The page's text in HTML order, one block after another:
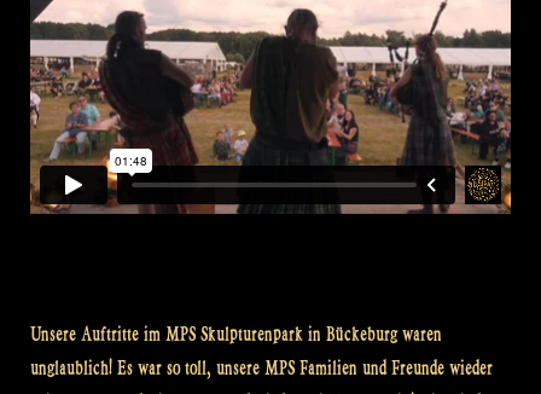
Unsere Auftritte im MPS Skulpturenpark in Bückeburg waren
unglaublich! Es war so toll, unsere MPS Familien und Freunde wieder